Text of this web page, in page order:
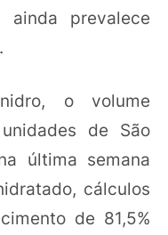
prevalece
o volume
de São
última semana
cálculos
de 81,5%